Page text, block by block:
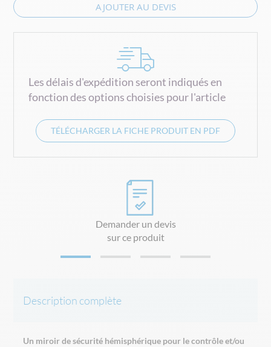
AJOUTER AU DEVIS
Les délais d'expédition seront indiqués en
fonction des options choisies pour l'article
TÉLÉCHARGER LA FICHE PRODUIT EN PDF
Demander un devis
sur ce produit
Description complète
Un miroir de sécurité hémisphérique pour le contrôle et/ou